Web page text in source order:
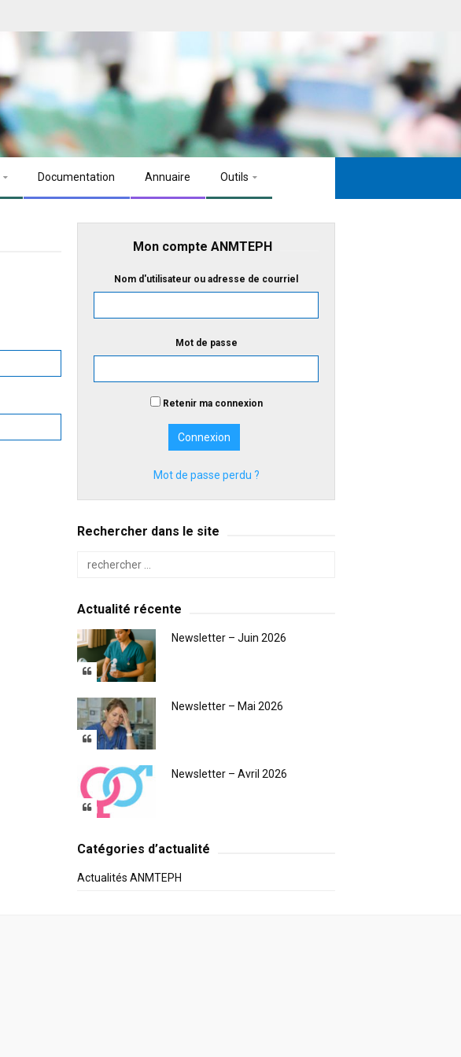
Documentation Annuaire Outils
Mon compte ANMTEPH
Nom d'utilisateur ou adresse de courriel
Mot de passe
Retenir ma connexion
Mot de passe perdu ?
Rechercher dans le site
Actualité récente
Newsletter – Juin 2026
Newsletter – Mai 2026
Newsletter – Avril 2026
Catégories d’actualité
Actualités ANMTEPH